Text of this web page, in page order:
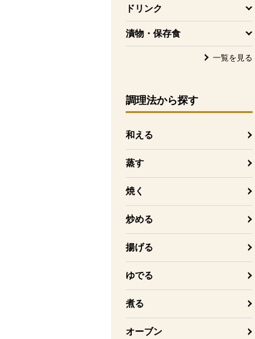
ドリンク
を開く
漬物・保存食
を開く
一覧を見る
調理法から探す
和える
蒸す
焼く
炒める
揚げる
ゆでる
煮る
オーブン